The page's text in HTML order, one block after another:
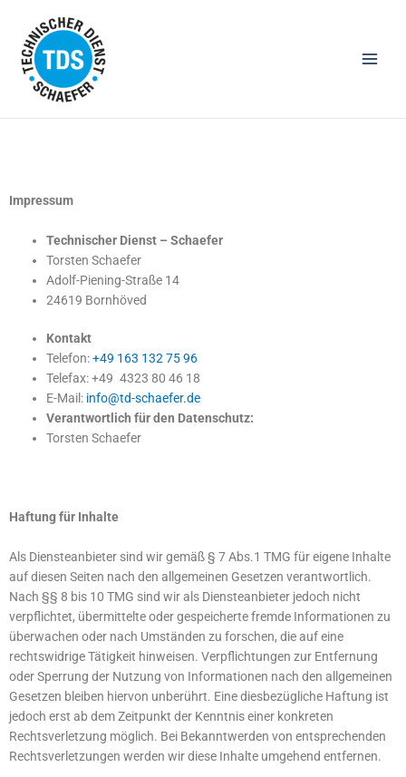
Inhalt
springen
Impressum
Technischer Dienst – Schaefer
Torsten Schaefer
Adolf-Piening-Straße 14
24619 Bornhöved
Kontakt
Telefon:+49 163 132 75 96
Telefax: +49 4323 80 46 18
E-Mail: info@td-schaefer.de
Verantwortlich für den Datenschutz:
Torsten Schaefer
Haftung für Inhalte
Als Diensteanbieter sind wir gemäß § 7 Abs.1 TMG für eigene Inhalte
auf diesen Seiten nach den allgemeinen Gesetzen verantwortlich.
Nach §§ 8 bis 10 TMG sind wir als Diensteanbieter jedoch nicht
verpflichtet, übermittelte oder gespeicherte fremde Informationen zu
überwachen oder nach Umständen zu forschen, die auf eine
rechtswidrige Tätigkeit hinweisen. Verpflichtungen zur Entfernung
oder Sperrung der Nutzung von Informationen nach den allgemeinen
Gesetzen bleiben hiervon unberührt. Eine diesbezügliche Haftung ist
jedoch erst ab dem Zeitpunkt der Kenntnis einer konkreten
Rechtsverletzung möglich. Bei Bekanntwerden von entsprechenden
Rechtsverletzungen werden wir diese Inhalte umgehend entfernen.